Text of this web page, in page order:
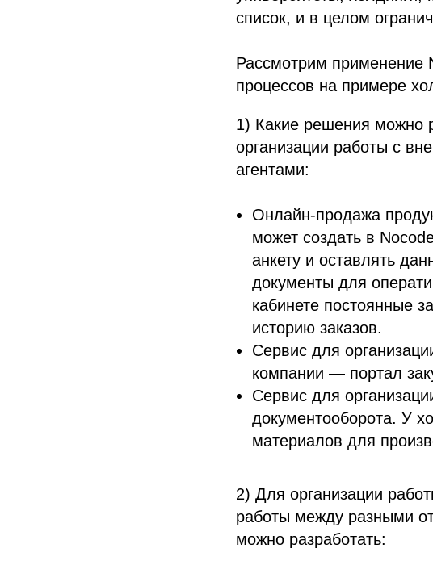
список, и в целом
Рассмотрим применение
процессов на примере
1) Какие решения можно
организации работы с
агентами:
Онлайн-продажа
может создать в
анкету и оставлять
документы для
кабинете постоянные
историю заказов.
Сервис для
компании — портал
Сервис для
документооборота. У
материалов для
2) Для организации
работы между разными
можно разработать: